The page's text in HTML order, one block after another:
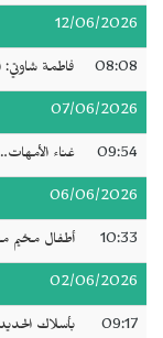
12/06/2026
08:08 فاطمة شاوتي:
07/06/2026
09:54 غناء
06/06/2026
10:33 أطفال مخيم
02/06/2026
09:17 بأسلاك